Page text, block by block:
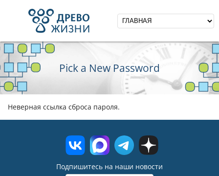
Pick a New Password
Неверная ссылка сброса пароля.
Подпишитесь на наши новости